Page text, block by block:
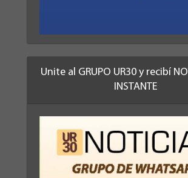
Unite al GRUPO UR30 y recibí
INSTANTE